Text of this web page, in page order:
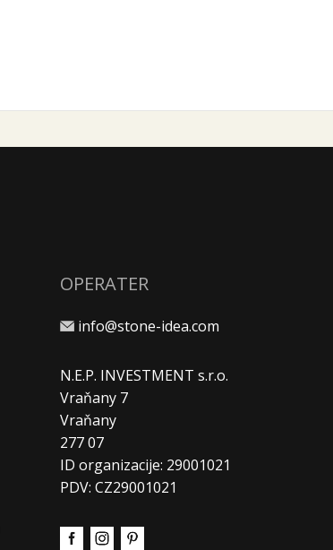
OPERATER
info@stone-idea.com
N.E.P. INVESTMENT s.r.o.
Vraňany 7
Vraňany
277 07
ID organizacije: 29001021
PDV: CZ29001021